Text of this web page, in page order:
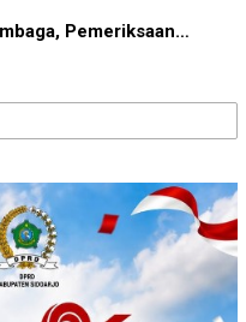
Pemeriksaan…